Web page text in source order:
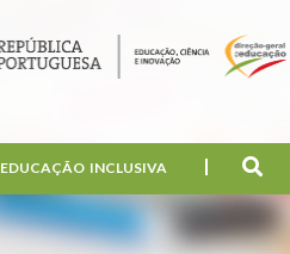
EDUCAÇÃO INCLUSIVA